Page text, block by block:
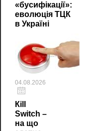
«бусифікації»:
еволюція ТЦК
в Україні
04.08.2026
Кill
Switch –
на що